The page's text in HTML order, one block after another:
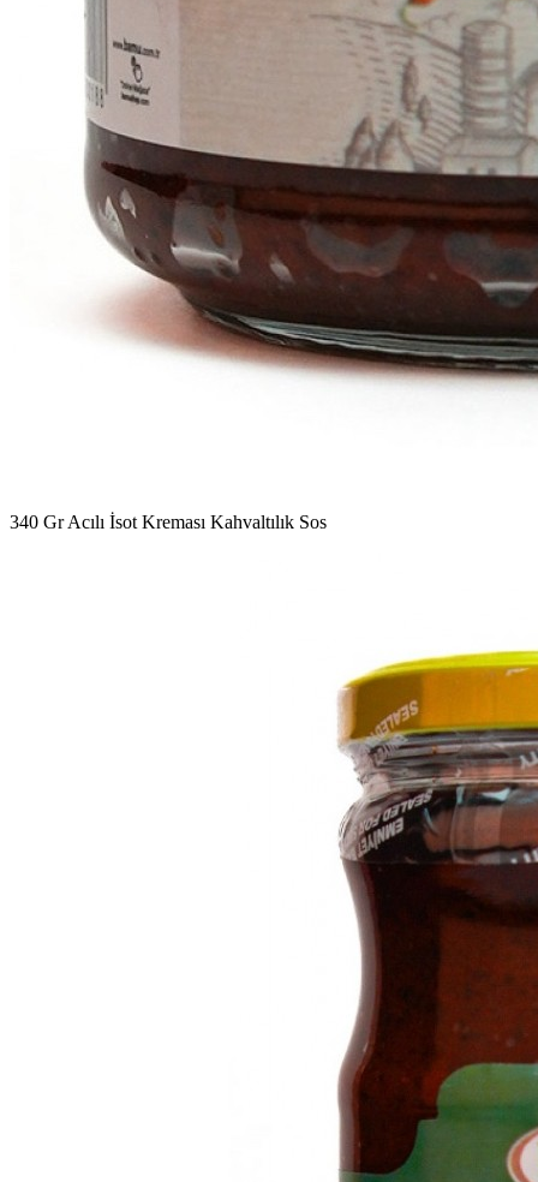
340 Gr Acılı İsot Kreması Kahvaltılık Sos